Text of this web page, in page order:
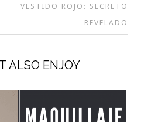
VESTIDO ROJO: SECRETO
REVELADO
ALSO ENJOY